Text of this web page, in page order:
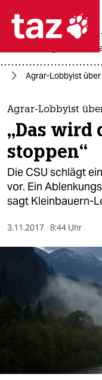

themen
politik
öko
gesellschaft
sport
wahrheit
verlag
krieg in der
Agrar-Lobbyist
Agrar-Lobbyist
„Das wird
stoppen“
Die CSU schlägt
vor. Ein
sagt Kleinbauern-
3.11.2017 8:44 Uhr